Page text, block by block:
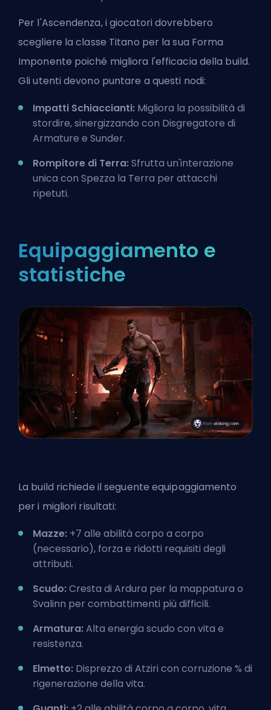
Per l'Ascendenza, i giocatori dovrebbero
scegliere la classe Titano per la sua Forma
Imponente poiché migliora l'efficacia della build.
Gli utenti devono puntare a questi nodi:
Impatti Schiaccianti: Migliora la possibilità di
stordire, sinergizzando con Disgregatore di
Armature e Sunder.
Rompitore di Terra:Sfrutta un'interazione
unica con Spezza la Terra per attacchi
ripetuti.
Equipaggiamento e
statistiche
La build richiede il seguente equipaggiamento
per i migliori risultati:
Mazze: +7 alle abilità corpo a corpo
(necessario), forza e ridotti requisiti degli
attributi.
Scudo:Cresta di Ardura per la mappatura o
Svalinn per combattimenti più difficili.
Armatura:Alta energia scudo con vita e
resistenza.
Elmetto: Disprezzo di Atziri con corruzione % di
rigenerazione della vita.